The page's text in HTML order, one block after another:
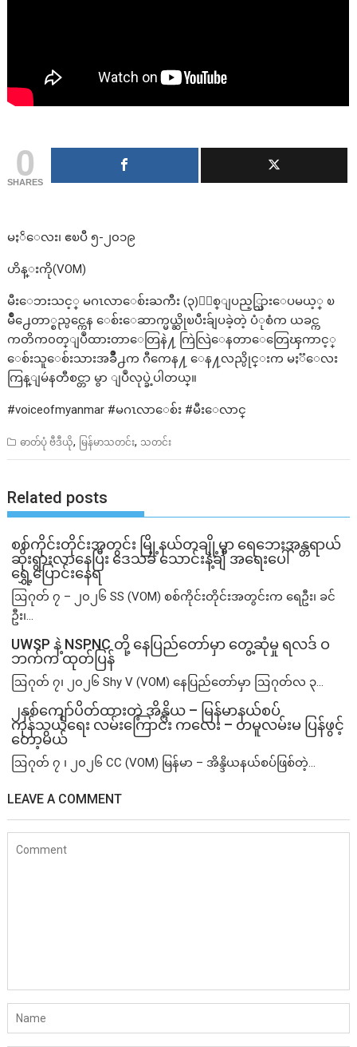
0
SHARES
မႏၲေလး၊ ဧၿပီ ၅-၂၀၁၉
ဟိန္းကို(VOM)
မီးေဘးသင့္ မဂၤလာေစ်းႀကီး (၃)ႏွစ္ျပည့္သြားေပမယ့္ ၿ
မိဳ႕ေတာ္စည္ပင္ကေန ေစ်းေဆာက္မယ္ဆိုၿပီးခ်ျပခဲ့တဲ့ ပံုစံက ယခင္က
ကတိက၀တ္ျပဳထားတာေတြနဲ႔ ကြဲလြဲေနတာေတြေၾကာင့္
ေစ်းသူေစ်းသားအခ်ိဳ႕က ဂီကေန႔ ေန႔လည္ပိုင္းက မႏၱေလး
ကြန္ျမဴနတီစင္တာ မွာ ျပဳလုပ္ခဲ့ပါတယ္။
#voiceofmyanmar #မဂၤလာေစ်း #မီးေလာင္
ဓာတ်ပုံ ဗီဒီယို, မြန်မာသတင်း, သတင်း
Related posts
စစ်ကိုင်းတိုင်းအတွင်း မြို့နယ်တချို့မှာ ရေဘေးအန္တရာယ်
ဆိုးရွားလာနေပြီး ဒေသခံ သောင်းနဲ့ချီ အရေးပေါ်
ရွှေ့ပြောင်းနေရ
ဩဂုတ် ၇ – ၂၀၂၆ SS (VOM) စစ်ကိုင်းတိုင်းအတွင်းက ရေဦး၊ ခင်
ဦး၊...
UWSP နဲ့ NSPNC တို့ နေပြည်တော်မှာ တွေ့ဆုံမှု ရလဒ် ဝ
ဘက်က ထုတ်ပြန်
ဩဂုတ် ၇၊ ၂၀၂၆ Shy V (VOM) နေပြည်တော်မှာ ဩဂုတ်လ ၃...
၂နှစ်​ကျော်ပိတ်ထားတဲ့ အိန္ဒိယ – မြန်မာနယ်စပ်
ကုန်သွယ်ရေး လမ်းကြောင်း ကလေး – တမူလမ်းမ ပြန်ဖွင့်
တော့မယ်
ဩဂုတ် ၇ ၊ ၂၀၂၆ CC (VOM) မြန်မာ – အိန္ဒိယနယ်စပ်ဖြစ်တဲ့...
LEAVE A COMMENT